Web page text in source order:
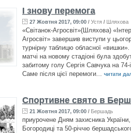
І знову перемога
27 Жовтня 2017, 09:00 / Устя / Шляхова
«Світанок-Агросвіт»(Шляхова)
Агросвіт» завершив виступи у
турнірну таблицю обласної
матчі на новому стадіоні була
забитому голу Сергія Савчука на
Саме після цієї перемоги... читати
Спортивне свято в
21 Жовтня 2017, 09:00 / Бершадь
приурочене Дням захисника
Богородиці та 50-річчю